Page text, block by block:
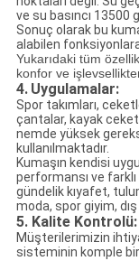
ve su basıncı 13500
Sonuç olarak bu
alabilen
Yukarıdaki tüm
konfor ve
4. Uygulamalar:
Spor takımları,
çantalar, kayak
nemde yüksek
kullanılmaktadır.
Kumaşın kendisi
performansı ve farklı
gündelik kıyafet,
moda, spor giyim,
5. Kalite Kontrolü:
Müşterilerimizin
sisteminin komple